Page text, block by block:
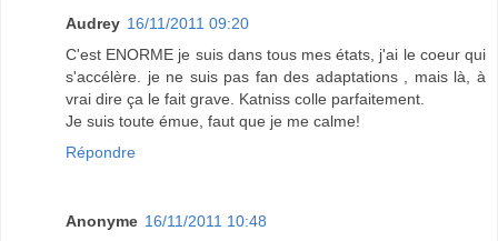
Audrey 16/11/2011 09:20
C'est ENORME je suis dans tous mes états, j'ai le coeur qui
s'accélère. je ne suis pas fan des adaptations , mais là, à
vrai dire ça le fait grave. Katniss colle parfaitement.
Je suis toute émue, faut que je me calme!
Répondre
Anonyme 16/11/2011 10:48